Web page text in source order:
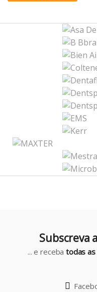
Subscreva
... e recebatodas